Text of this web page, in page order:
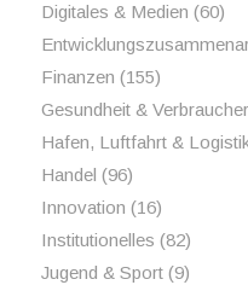
Digitales & Medien (60)
Finanzen (155)
Gesundheit &
Hafen, Luftfahrt &
Handel (96)
Innovation (16)
Institutionelles (82)
Jugend & Sport(9)